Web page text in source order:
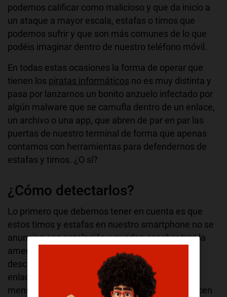
podemos calificar como malicioso y que da inicio a
un ataque a mayor escala, estafas o timos que
podemos sufrir y que son más comunes de lo que
podéis imaginar dentro de nuestro teléfono móvil.
En todas estas ocasiones la forma de operar que
tienen los piratas informáticos no es muy distinta y
pasa por lanzarnos un bonito anzuelo infectado por
algún malware que se camufla dentro de un enlace,
un archivo o una app, que abren de par en par las
puertas de nuestro terminal de forma que apenas
contamos con herramientas para defendernos de
estafas y timos. ¿O sí?
¿Cómo detectarlos?
Lo primero que debemos tener en cuenta es que
estos timos y estafas en nuestro smartphone no se
anuncian con antelación y pueden acechar tras la
amenaza de una aplicación que nos hemos
descargado de una fuente sospechosa (webs,
enlaces, archivos compartidos por apps de
mensajería, etc.), lejos del amparo que nos ofrecen